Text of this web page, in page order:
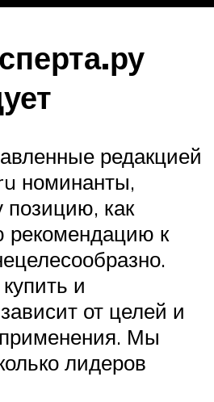
редакцией
номинанты,
позицию, как
рекомендацию к
и
от целей и
Мы
лидеров